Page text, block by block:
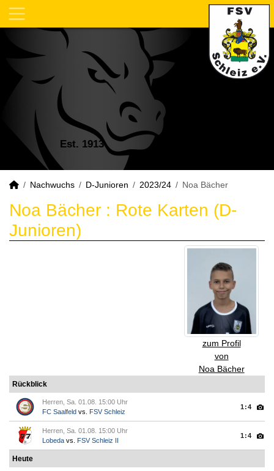
Est. 1913
Nachwuchs D-Junioren 2023/24 Noa Bächer
Noa Bächer : Rote Karten (D-
Junioren)
zum Profil
von
Noa Bächer
Rückblick
Herren, Sa. 01.08. 15:00 Uhr
FC Saalfeld vs. FSV Schleiz
1:4
Herren, Sa. 01.08. 15:00 Uhr
Lobeda vs. FSV Schleiz II
1:4
Heute